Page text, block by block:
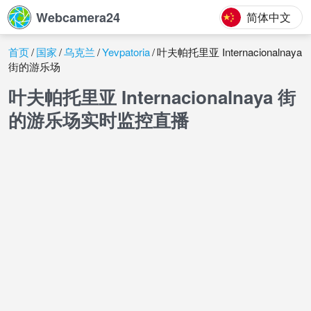
Webcamera24 简体中文
首页 国家 乌克兰 Yevpatoria 叶夫帕托里亚 Internacionalnaya
街的游乐场
叶夫帕托里亚 Internacionalnaya 街
的游乐场实时监控直播